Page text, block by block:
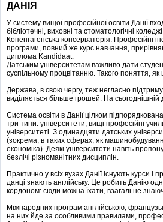
ДАНІЯ
У систему вищої професійної освіти Данії
бібліотечні, виховні та стоматологічні
Копенгагенська консерваторія. Професійні
програми, повний же курс навчання,
диплома Kandidaat.
Датським університетам важливо дати
суспільному процвітанню. Такого поняття, як
Держава, в свою чергу, теж негласно
виділяється більше грошей. На
Система освіти в Данії цілком
три типи: університети, вищі професійні
університеті. З одинадцяти датських
(зокрема, в таких сферах, як
економіка). Деякі університети навіть
безлічі різноманітних дисциплін.
Практично у всіх вузах Данії існують курси
данці знають англійську. Це робить Данію
кордоном: сюди можна їхати, взагалі не
Міжнародних програм англійською,
на них йде за особливими правилами,